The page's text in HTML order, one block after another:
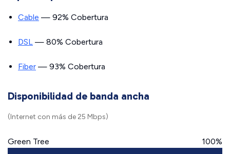
Cable — 92% Cobertura
DSL — 80% Cobertura
Fiber — 93% Cobertura
Disponibilidad de banda ancha
(Internet con más de 25 Mbps)
Green Tree 100%